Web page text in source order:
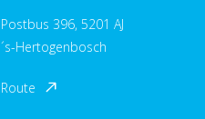
Postbus 396, 5201 AJ
´s-Hertogenbosch
Route